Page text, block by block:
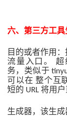
六、 第三方工具
目的或者作用
流量入口。
超
务，类似于
可以在 整个互
短的 URL 将用
生成器，该生